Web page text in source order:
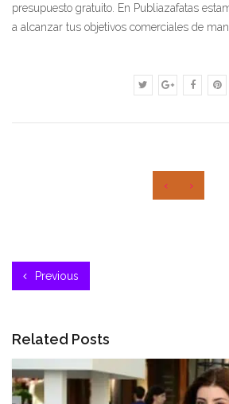
presupuesto gratuito. En Publiazafatas
a alcanzar tus objetivos comerciales de
‹ ›
Previous
Related Posts